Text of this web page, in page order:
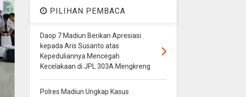
PILIHAN PEMBACA
Daop 7 Madiun Berikan Apresiasi
kepada Aris Susanto atas
Kepeduliannya Mencegah
Kecelakaan di JPL 303A Mengkreng
Polres Madiun Ungkap Kasus